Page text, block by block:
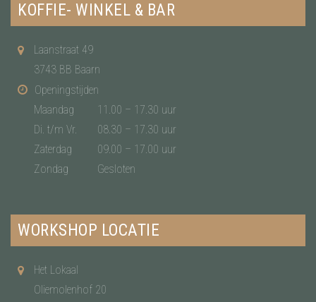
KOFFIE- WINKEL & BAR
Laanstraat 49
3743 BB Baarn
Openingstijden
Maandag
11.00 – 17.30 uur
Di. t/m Vr.
08.30 – 17.30 uur
Zaterdag
09.00 – 17.00 uur
Zondag
Gesloten
WORKSHOP LOCATIE
Het Lokaal
Oliemolenhof 20